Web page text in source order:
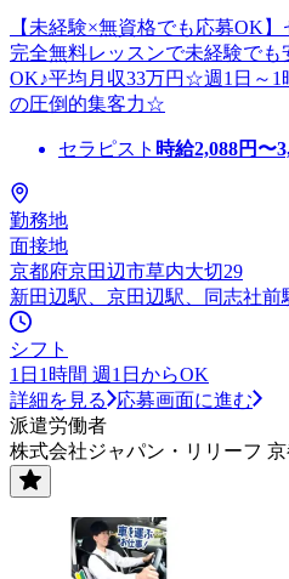
【未経験×無資格でも応募OK
完全無料レッスンで未経験で
OK♪平均月収33万円☆週1日～1
の圧倒的集客力☆
セラピスト 時給2,088円〜
勤務地
面接地
京都府京田辺市草内大切29
新田辺駅、京田辺駅、同志社前
シフト
1日1時間 週1日からOK
詳細を見る
応募画面に進む
派遣労働者
株式会社ジャパン・リリーフ 京